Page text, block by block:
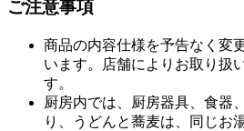
ご注意事項
商品の内容仕様を予告なく変
います。店舗によりお取り扱
す。
厨房内では、厨房器具、食器
り、うどんと蕎麦は、同じお